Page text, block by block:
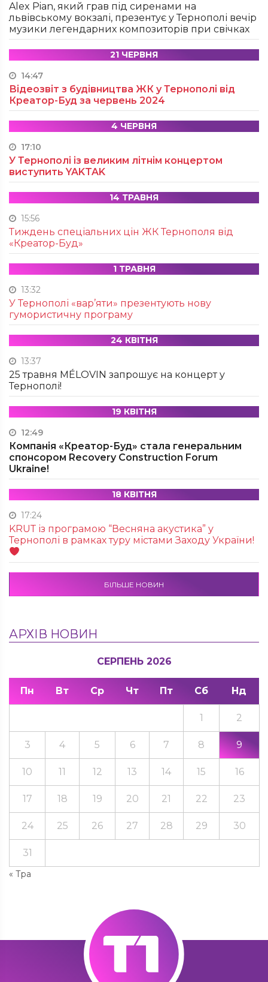
Alex Pian, який грав під сиренами на
львівському вокзалі, презентує у Тернополі вечір
музики легендарних композиторів при свічках
21 ЧЕРВНЯ
14:47
Відеозвіт з будівництва ЖК у Тернополі від
Креатор-Буд за червень 2024
4 ЧЕРВНЯ
17:10
У Тернополі із великим літнім концертом
виступить YAKTAK
14 ТРАВНЯ
15:56
Тиждень спеціальних цін ЖК Тернополя від
«Креатор-Буд»
1 ТРАВНЯ
13:32
У Тернополі «вар’яти» презентують нову
гумористичну програму
24 КВІТНЯ
13:37
25 травня MÉLOVIN запрошує на концерт у
Тернополі!
19 КВІТНЯ
12:49
Компанія «Креатор-Буд» стала генеральним
спонсором Recovery Construction Forum
Ukraine!
18 КВІТНЯ
17:24
KRUТ із програмою “Весняна акустика” у
Тернополі в рамках туру містами Заходу України!
БІЛЬШЕ НОВИН
АРХІВ НОВИН
СЕРПЕНЬ 2026
Пн Вт Ср Чт Пт Сб Нд
« Тра
1 2
3 4 5 6 7 8 9
10 11 12 13 14 15 16
17 18 19 20 21 22 23
24 25 26 27 28 29 30
31